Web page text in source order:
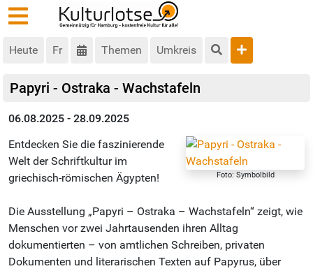
Heute Fr Themen Umkreis
Papyri - Ostraka - Wachstafeln
06.08.2025 - 28.09.2025
Foto: Symbolbild
Entdecken Sie die faszinierende
Welt der Schriftkultur im
griechisch-römischen Ägypten!
Die Ausstellung „Papyri – Ostraka – Wachstafeln“ zeigt, wie
Menschen vor zwei Jahrtausenden ihren Alltag
dokumentierten – von amtlichen Schreiben, privaten
Dokumenten und literarischen Texten auf Papyrus, über